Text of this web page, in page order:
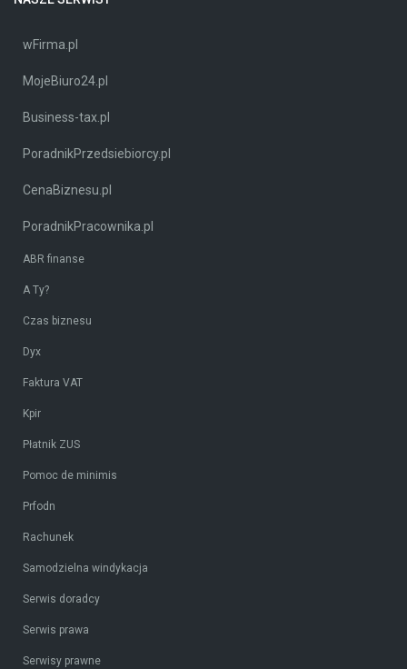
wFirma.pl
MojeBiuro24.pl
Business-tax.pl
PoradnikPrzedsiebiorcy.pl
CenaBiznesu.pl
PoradnikPracownika.pl
ABR finanse
A Ty?
Czas biznesu
Dyx
Faktura VAT
Kpir
Płatnik ZUS
Pomoc de minimis
Prfodn
Rachunek
Samodzielna windykacja
Serwis doradcy
Serwis prawa
Serwisy prawne